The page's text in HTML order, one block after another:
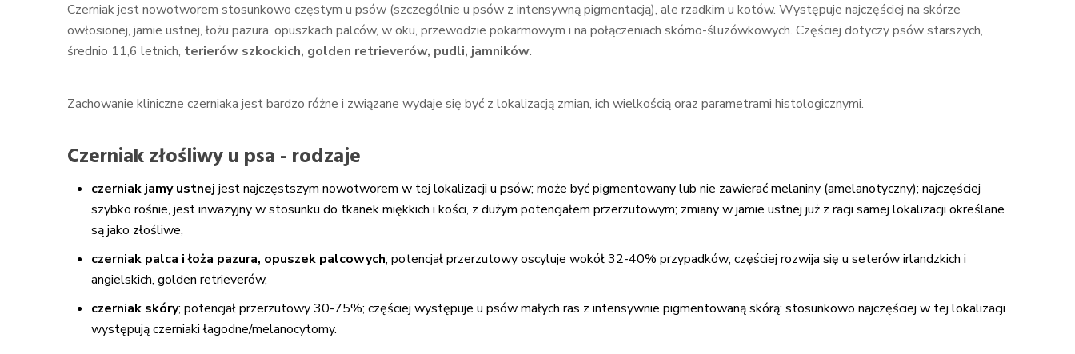
Czerniak jest nowotworem stosunkowo częstym u psów (szczególnie u psów z intensywną pigmentacją), ale rzadkim u kotów. Występuje najczęściej na skórze
owłosionej, jamie ustnej, łożu pazura, opuszkach palców, w oku, przewodzie pokarmowym i na połączeniach skórno-śluzówkowych. Częściej dotyczy psów starszych,
średnio 11,6 letnich, terierów szkockich, golden retrieverów, pudli, jamników.
Zachowanie kliniczne czerniaka jest bardzo różne i związane wydaje się być z lokalizacją zmian, ich wielkością oraz parametrami histologicznymi.
Czerniak złośliwy u psa - rodzaje
czerniak jamy ustnej jest najczęstszym nowotworem w tej lokalizacji u psów; może być pigmentowany lub nie zawierać melaniny (amelanotyczny); najczęściej
szybko rośnie, jest inwazyjny w stosunku do tkanek miękkich i kości, z dużym potencjałem przerzutowym; zmiany w jamie ustnej już z racji samej lokalizacji określane
są jako złośliwe,
czerniak palca i łoża pazura, opuszek palcowych; potencjał przerzutowy oscyluje wokół 32-40% przypadków; częściej rozwija się u seterów irlandzkich i
angielskich, golden retrieverów,
czerniak skóry; potencjał przerzutowy 30-75%; częściej występuje u psów małych ras z intensywnie pigmentowaną skórą; stosunkowo najczęściej w tej lokalizacji
występują czerniaki łagodne/melanocytomy.